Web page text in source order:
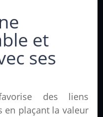
et
ses
des liens
en plaçant la valeur